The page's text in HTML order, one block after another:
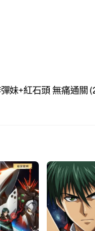
妹+紅石頭 無痛通關